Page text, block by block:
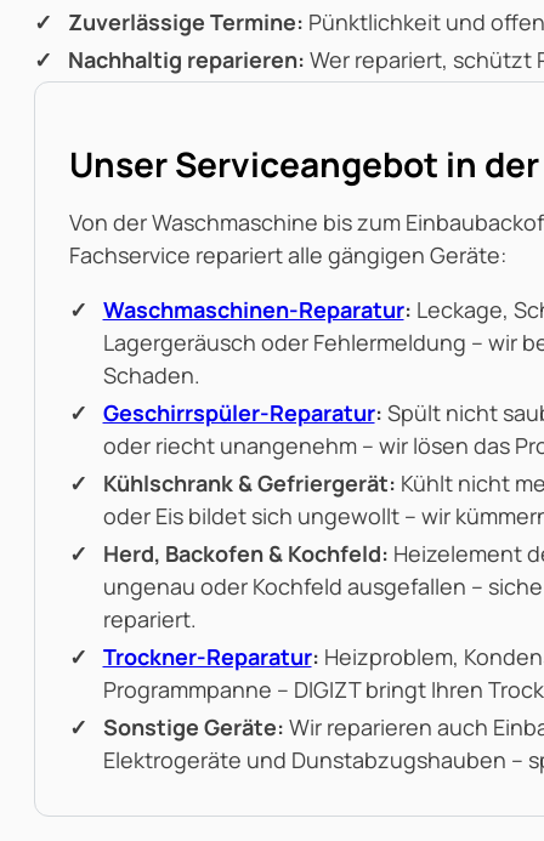
Zuverlässige Termine: Pünktlichkeit und
Nachhaltig reparieren: Wer repariert, schützt
Unser Serviceangebot in
Von der Waschmaschine bis zum
Fachservice repariert alle gängigen Geräte:
Waschmaschinen-Reparatur: Leckage,
Lagergeräusch oder Fehlermeldung – wir
Schaden.
Geschirrspüler-Reparatur: Spült nicht
oder riecht unangenehm – wir lösen das
Kühlschrank & Gefriergerät: Kühlt nicht
oder Eis bildet sich ungewollt – wir
Herd, Backofen & Kochfeld: Heizelement
ungenau oder Kochfeld ausgefallen –
repariert.
Trockner-Reparatur: Heizproblem,
Programmpanne – DIGIZT bringt Ihren
Sonstige Geräte: Wir reparieren auch
Elektrogeräte und Dunstabzugshauben –